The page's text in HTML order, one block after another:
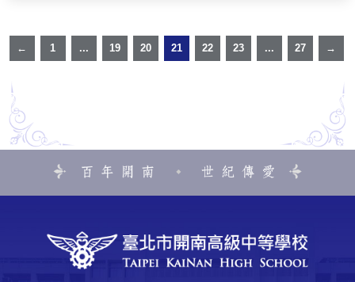
← 1 ... 19 20 21 22 23 ... 27 →